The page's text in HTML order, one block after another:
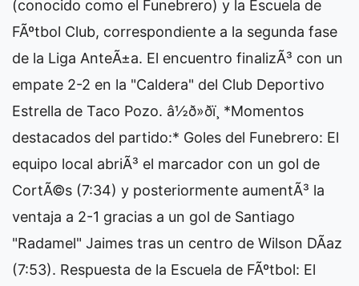
(conocido como el Funebrero) y la Escuela de
FÃºtbol Club, correspondiente a la segunda fase
de la Liga AnteÃ±a. El encuentro finalizÃ³ con un
empate 2-2 en la "Caldera" del Club Deportivo
Estrella de Taco Pozo. â½ð»ðï¸ *Momentos
destacados del partido:* Goles del Funebrero: El
equipo local abriÃ³ el marcador con un gol de
CortÃ©s (7:34) y posteriormente aumentÃ³ la
ventaja a 2-1 gracias a un gol de Santiago
"Radamel" Jaimes tras un centro de Wilson DÃ­az
(7:53). Respuesta de la Escuela de FÃºtbol: El